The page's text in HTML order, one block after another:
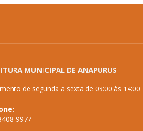
MUNICIPAL DE ANAPURUS
de segunda a sexta de 08:00 às 14:00
9977